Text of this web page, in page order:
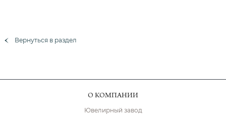
Вернуться в раздел
О КОМПАНИИ
Ювелирный завод